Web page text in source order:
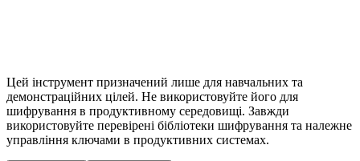
Цей інструмент призначений лише для навчальних та
демонстраційних цілей. Не використовуйте його для
шифрування в продуктивному середовищі. Завжди
використовуйте перевірені бібліотеки шифрування та належне
управління ключами в продуктивних системах.